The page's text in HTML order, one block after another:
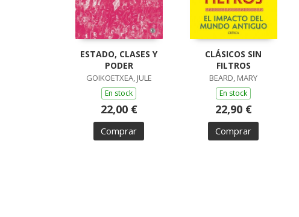
ESTADO, CLASES Y
PODER
GOIKOETXEA, JULE
En stock
22,00 €
Comprar
CLÁSICOS SIN
FILTROS
BEARD, MARY
En stock
22,90 €
Comprar